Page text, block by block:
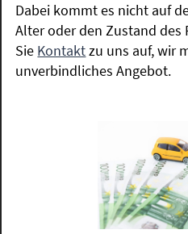
Dabei kommt es nicht auf
Alter oder den Zustand des
Sie Kontaktzu uns auf, wir
unverbindliches Angebot.